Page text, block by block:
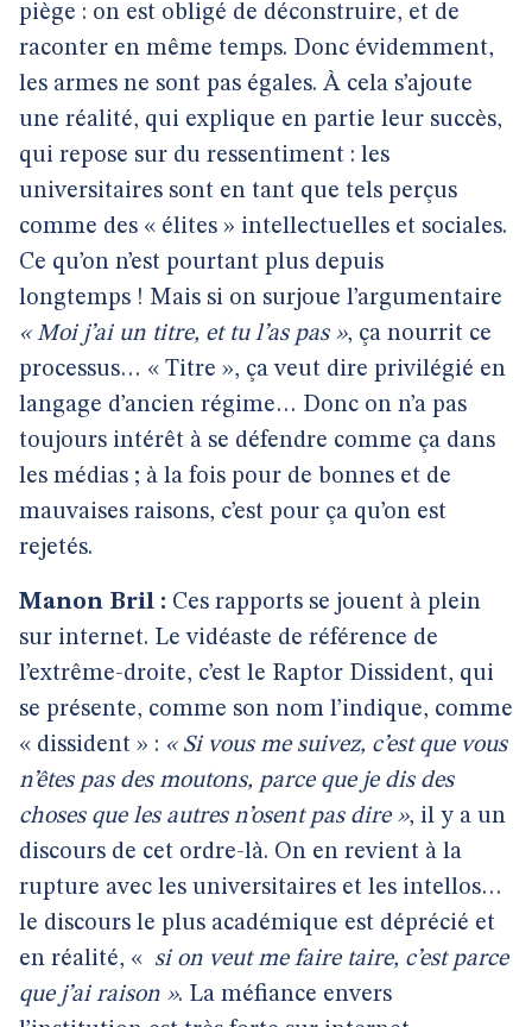
piège : on est obligé de déconstruire, et de
raconter en même temps. Donc évidemment,
les armes ne sont pas égales. À cela s’ajoute
une réalité, qui explique en partie leur succès,
qui repose sur du ressentiment : les
universitaires sont en tant que tels perçus
comme des « élites » intellectuelles et sociales.
Ce qu’on n’est pourtant plus depuis
longtemps ! Mais si on surjoue l’argumentaire
« Moi j’ai un titre, et tu l’as pas », ça nourrit ce
processus… « Titre », ça veut dire privilégié en
langage d’ancien régime… Donc on n’a pas
toujours intérêt à se défendre comme ça dans
les médias ; à la fois pour de bonnes et de
mauvaises raisons, c’est pour ça qu’on est
rejetés.
Manon Bril : Ces rapports se jouent à plein
sur internet. Le vidéaste de référence de
l’extrême-droite, c’est le Raptor Dissident, qui
se présente, comme son nom l’indique, comme
« dissident » : « Si vous me suivez, c’est que vous
n’êtes pas des moutons, parce que je dis des
choses que les autres n’osent pas dire », il y a un
discours de cet ordre-là. On en revient à la
rupture avec les universitaires et les intellos…
le discours le plus académique est déprécié et
en réalité, « si on veut me faire taire, c’est parce
que j’ai raison ». La méfiance envers